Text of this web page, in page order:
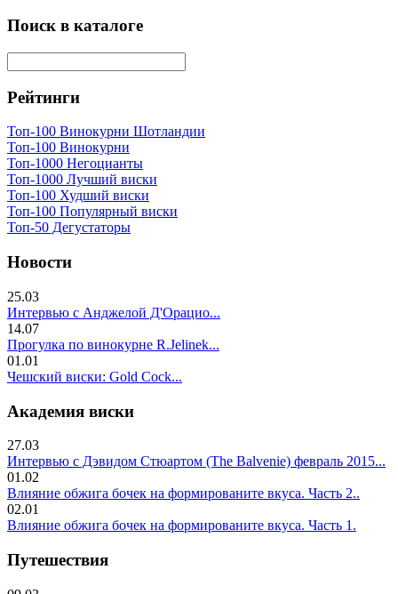
Поиск в каталоге
Рейтинги
Топ-100 Винокурни Шотландии
Топ-100 Винокурни
Топ-1000 Негоцианты
Топ-1000 Лучший виски
Топ-100 Худший виски
Топ-100 Популярный виски
Топ-50 Дегустаторы
Новости
25.03
Интервью с Анджелой Д'Орацио...
14.07
Прогулка по винокурне R.Jelinek...
01.01
Чешский виски: Gold Cock...
Академия виски
27.03
Интервью с Дэвидом Стюартом (The Balvenie) февраль 2015...
01.02
Влияние обжига бочек на формированите вкуса. Часть 2..
02.01
Влияние обжига бочек на формированите вкуса. Часть 1.
Путешествия